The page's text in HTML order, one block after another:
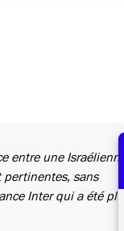
entre une Israélienne
pertinentes, sans
Inter qui a été plus